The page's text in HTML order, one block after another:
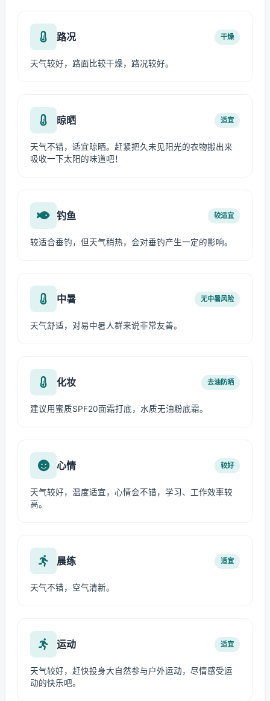
路况 干燥
天气较好，路面比较干燥，路况较好。
晾晒 适宜
天气不错，适宜晾晒。赶紧把久未见阳光的衣物搬出来
吸收一下太阳的味道吧！
钓鱼 较适宜
较适合垂钓，但天气稍热，会对垂钓产生一定的影响。
中暑 无中暑风险
天气舒适，对易中暑人群来说非常友善。
化妆 去油防晒
建议用蜜质SPF20面霜打底，水质无油粉底霜。
心情 较好
天气较好，温度适宜，心情会不错，学习、工作效率较
高。
晨练 适宜
天气不错，空气清新。
运动 适宜
天气较好，赶快投身大自然参与户外运动，尽情感受运
动的快乐吧。